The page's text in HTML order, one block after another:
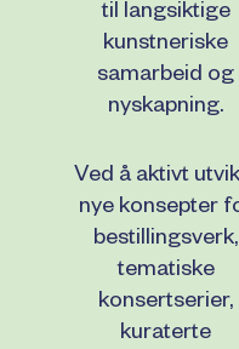
til langsiktige
kunstneriske
samarbeid og
nyskapning.
Ved å aktivt
nye konsepter
bestillingsverk,
tematiske
konsertserier,
kuraterte